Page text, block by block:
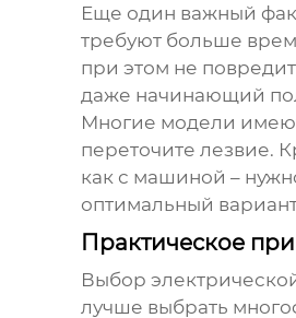
Еще один важный
требуют больше
при этом не
даже начинающий
Многие модели
переточите лезвие.
как с машиной –
оптимальный
Практическое
Выбор
лучше выбрать